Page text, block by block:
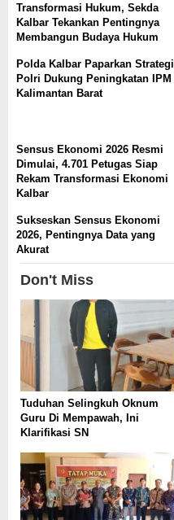
Transformasi Hukum, Sekda
Kalbar Tekankan Pentingnya
Membangun Budaya Hukum
Polda Kalbar Paparkan Strategi
Polri Dukung Peningkatan IPM
Kalimantan Barat
Sensus Ekonomi 2026 Resmi
Dimulai, 4.701 Petugas Siap
Rekam Transformasi Ekonomi
Kalbar
Sukseskan Sensus Ekonomi
2026, Pentingnya Data yang
Akurat
Don't Miss
Tuduhan Selingkuh Oknum
Guru Di Mempawah, Ini
Klarifikasi SN